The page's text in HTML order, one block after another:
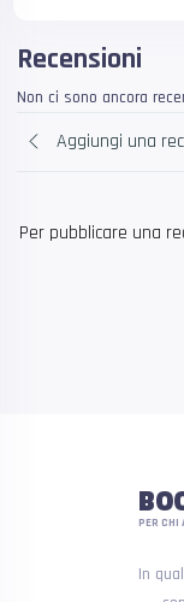
Recensioni
Non ci sono ancora
Aggiungi una
Per pubblicare una
PER CHI
In